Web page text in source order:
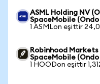
ASML Holding NV
SpaceMobile
1 ASMLon eşittir
Robinhood
SpaceMobile
1 HOODon eşittir